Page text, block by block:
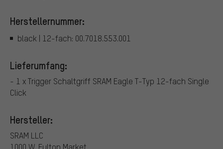
Herstellernummer:
black | 12-fach: 00.7018.553.001
Lieferumfang:
- 1 x Trigger Schaltgriff SRAM Eagle T-Typ 12-fach Single
Click
Hersteller:
SRAM LLC
1000 W. Fulton Market